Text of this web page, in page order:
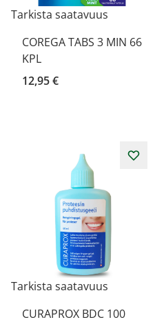
Tarkista saatavuus
COREGA TABS 3 MIN 66
KPL
12,95 €
Tarkista saatavuus
CURAPROX BDC 100